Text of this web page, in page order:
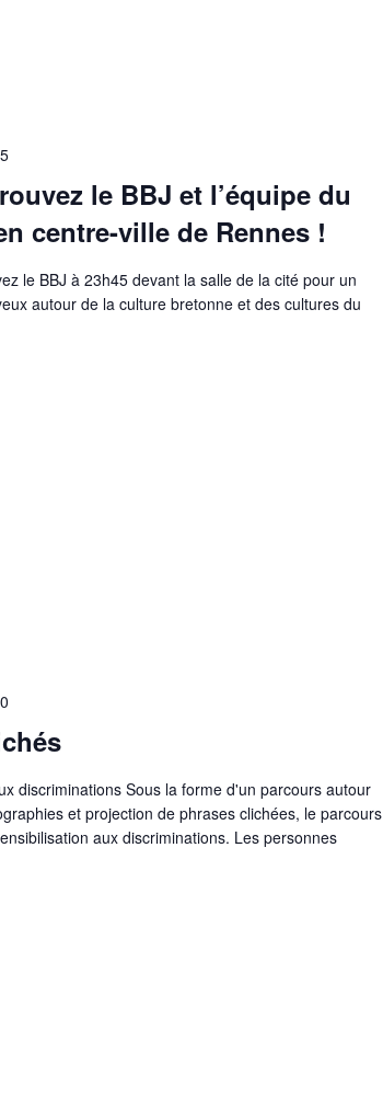
le BBJ et l’équipe du
centre-ville de Rennes !
le BBJ à 23h45 devant la salle de la cité pour un
autour de la culture bretonne et des cultures du
discriminations Sous la forme d'un parcours autour
et projection de phrases clichées, le parcours
aux discriminations. Les personnes